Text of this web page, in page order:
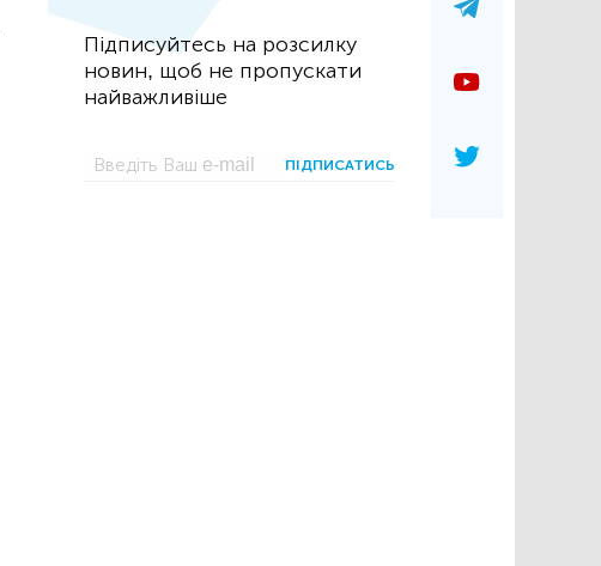
Підписуйтесь на розсилку
новин, щоб не пропускати
найважливіше
ПІДПИСАТИСЬ